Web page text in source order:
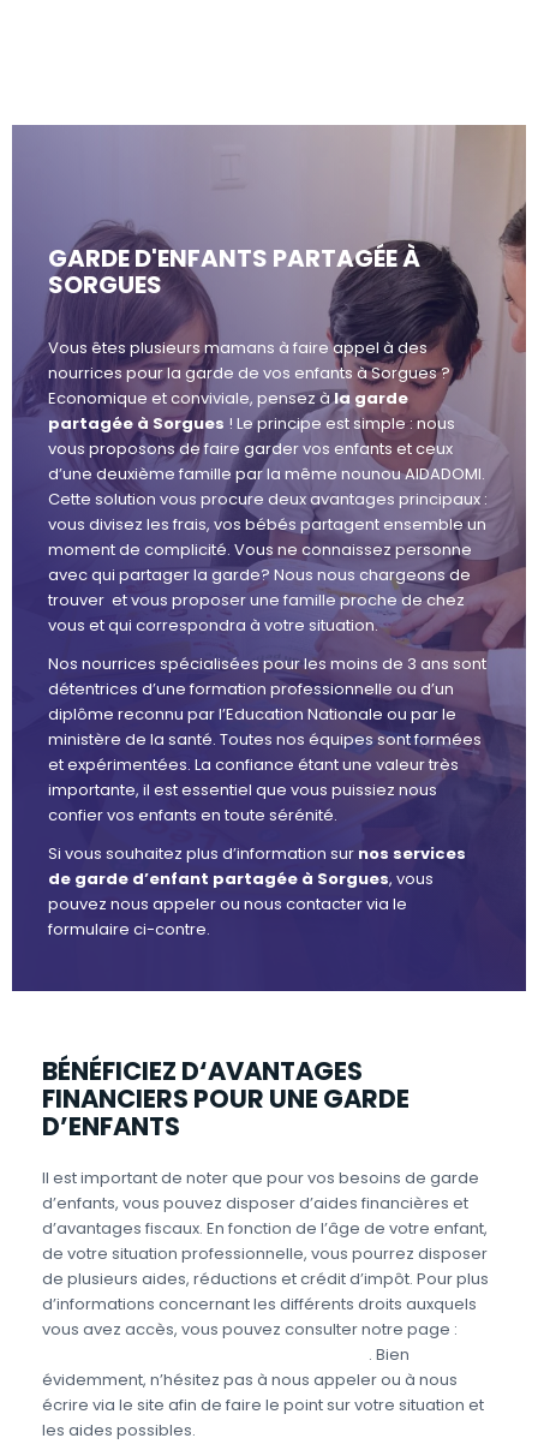
GARDE D'ENFANTS PARTAGÉE À
SORGUES
Vous êtes plusieurs mamans à faire appel à des
nourrices pour la garde de vos enfants à Sorgues ?
Economique et conviviale, pensez àla garde
partagée à Sorgues ! Le principe est simple : nous
vous proposons de faire garder vos enfants et ceux
d’une deuxième famille par la même nounou AIDADOMI.
Cette solution vous procure deux avantages principaux :
vous divisez les frais, vos bébés partagent ensemble un
moment de complicité. Vous ne connaissez personne
avec qui partager la garde? Nous nous chargeons de
trouver et vous proposer une famille proche de chez
vous et qui correspondra à votre situation.
Nos nourrices spécialisées pour les moins de 3 ans sont
détentrices d’une formation professionnelle ou d’un
diplôme reconnu par l’Education Nationale ou par le
ministère de la santé. Toutes nos équipes sont formées
et expérimentées. La confiance étant une valeur très
importante, il est essentiel que vous puissiez nous
confier vos enfants en toute sérénité.
Si vous souhaitez plus d’information sur nos services
de garde d’enfant partagée à Sorgues, vous
pouvez nous appeler ou nous contacter via le
formulaire ci-contre.
BÉNÉFICIEZ D‘AVANTAGES
FINANCIERS POUR UNE GARDE
D’ENFANTS
Il est important de noter que pour vos besoins de garde
d’enfants, vous pouvez disposer d’aides financières et
d’avantages fiscaux. En fonction de l’âge de votre enfant,
de votre situation professionnelle, vous pourrez disposer
de plusieurs aides, réductions et crédit d’impôt. Pour plus
d’informations concernant les différents droits auxquels
vous avez accès, vous pouvez consulter notre page :
. Bien
évidemment, n’hésitez pas à nous appeler ou à nous
écrire via le site afin de faire le point sur votre situation et
les aides possibles.